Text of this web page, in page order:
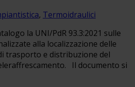
, Termoidraulici
la UNI/PdR 93.3:2021 sulle
alla localizzazione delle
trasporto e distribuzione del
Il documento si